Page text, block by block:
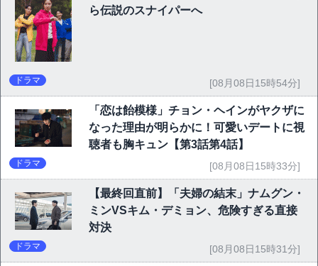
ら伝説のスナイパーへ
ドラマ [08月08日15時54分]
「恋は飴模様」チョン・ヘインがヤクザに
なった理由が明らかに！可愛いデートに視
聴者も胸キュン【第3話第4話】
ドラマ [08月08日15時33分]
【最終回直前】「夫婦の結末」ナムグン・
ミンVSキム・デミョン、危険すぎる直接
対決
ドラマ [08月08日15時31分]